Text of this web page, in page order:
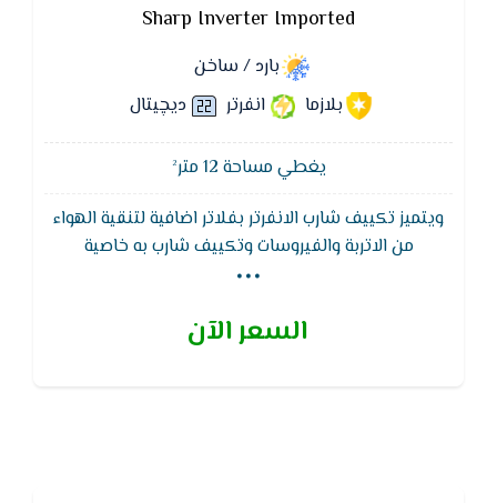
Sharp Inverter Imported
بارد / ساخن
بلازما
انفرتر ديچيتال
يغطي مساحة 12 متر²
ويتميز تكييف شارب الانفرتر بفلاتر اضافية لتنقية الهواء
من الاتربة والفيروسات وتكييف شارب به خاصية
الاستشعار عن بعد وتلك الخاصية هي التي تقدم لكم
حرارة معينة للغرف لذلك فالدرجات المرتفعة عنها أو الأقل
...
السعر الآن